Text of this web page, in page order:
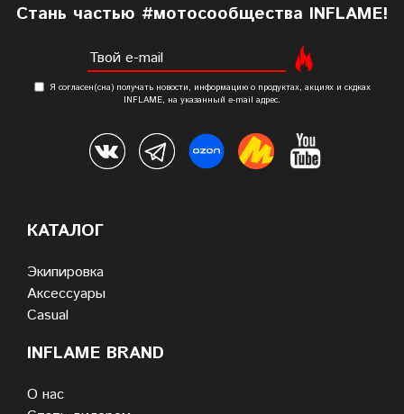
Cтань частью #мотосообщества INFLAME!
Я согласен(сна) получать новости, информацию о продуктах, акциях и скдках
INFLAME, на указанный е-mail адрес.
КАТАЛОГ
Экипировка
Аксессуары
Casual
INFLAME BRAND
О нас